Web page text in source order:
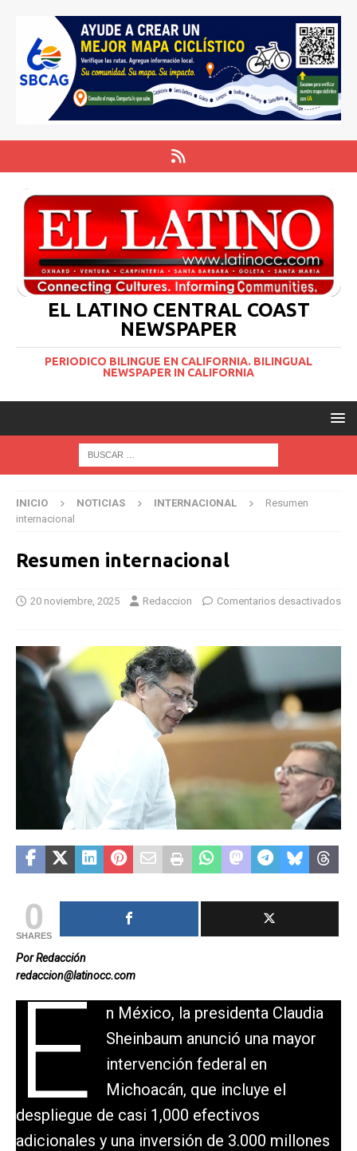
EL LATINO CENTRAL COAST
NEWSPAPER
PERIODICO BILINGUE EN CALIFORNIA. BILINGUAL
NEWSPAPER IN CALIFORNIA
INICIO NOTICIAS INTERNACIONAL
Resumen
internacional
Resumen internacional
20 noviembre, 2025 Redaccion Comentarios desactivados
0
SHARES
Por Redacción
redaccion@latinocc.com
E
n México, la presidenta Claudia
Sheinbaum anunció una mayor
intervención federal en
Michoacán, que incluye el
despliegue de casi 1,000 efectivos
adicionales y una inversión de 3.000 millones